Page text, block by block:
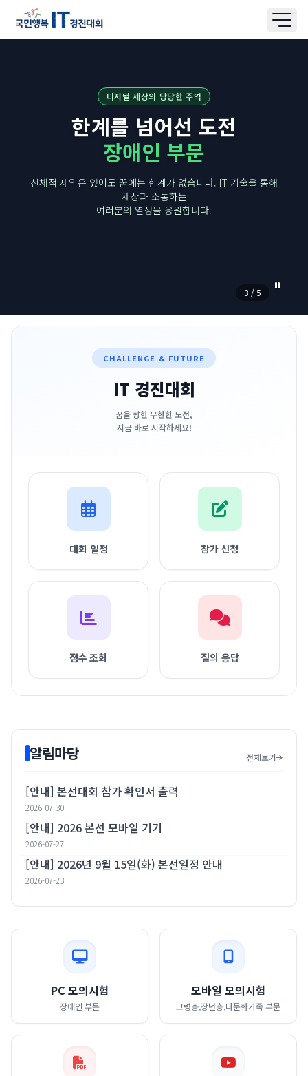
기출문제
디지털 세상의 당당한 주역
한계를 넘어선 도전
장애인 부문
신체적 제약은 있어도 꿈에는 한계가 없습니다. IT 기술을 통해
세상과 소통하는
여러분의 열정을 응원합니다.
3 / 5
CHALLENGE & FUTURE
IT 경진대회
꿈을 향한 무한한 도전,
지금 바로 시작하세요!
대회 일정 참가 신청
점수 조회 질의 응답
알림마당 전체보기
[안내] 본선대회 참가 확인서 출력
2026-07-30
[안내] 2026 본선 모바일 기기
2026-07-27
[안내] 2026년 9월 15일(화) 본선일정 안내
2026-07-23
PC 모의시험
장애인 부문
모바일 모의시험
고령층,장년층,다문화가족 부문